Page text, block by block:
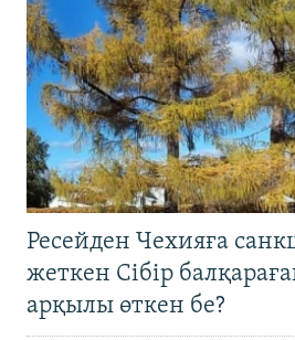
Ресейден Чехияға
жеткен Сібір
арқылы өткен бе?